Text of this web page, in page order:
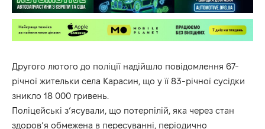
Другого лютого до поліції надійшло повідомлення 67-
річної жительки села Карасин, що у її 83-річної сусідки
зникло 18 000 гривень.
Поліцейські з’ясували, що потерпілій, яка через стан
здоров’я обмежена в пересуванні, періодично